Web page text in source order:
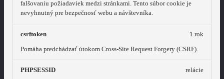
falšovaniu požiadaviek medzi stránkami. Tento súbor cookie je
nevyhnutný pre bezpečnosť webu a návštevníka.
csrftoken
Pomáha predchádzať útokom Cross-Site Request Forgery (CSRF).
1 rok
PHPSESSID relácie